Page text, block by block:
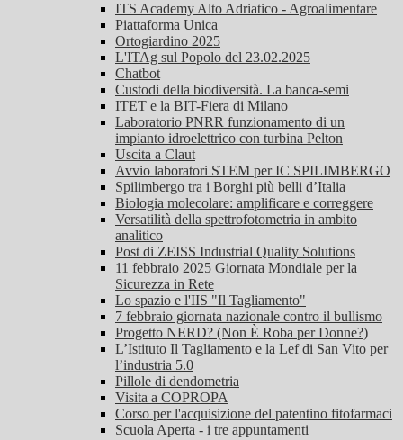
ITS Academy Alto Adriatico - Agroalimentare
Piattaforma Unica
Ortogiardino 2025
L'ITAg sul Popolo del 23.02.2025
Chatbot
Custodi della biodiversità. La banca-semi
ITET e la BIT-Fiera di Milano
Laboratorio PNRR funzionamento di un
impianto idroelettrico con turbina Pelton
Uscita a Claut
Avvio laboratori STEM per IC SPILIMBERGO
Spilimbergo tra i Borghi più belli d’Italia
Biologia molecolare: amplificare e correggere
Versatilità della spettrofotometria in ambito
analitico
Post di ZEISS Industrial Quality Solutions
11 febbraio 2025 Giornata Mondiale per la
Sicurezza in Rete
Lo spazio e l'IIS "Il Tagliamento"
7 febbraio giornata nazionale contro il bullismo
Progetto NERD? (Non È Roba per Donne?)
L’Istituto Il Tagliamento e la Lef di San Vito per
l’industria 5.0
Pillole di dendometria
Visita a COPROPA
Corso per l'acquisizione del patentino fitofarmaci
Scuola Aperta - i tre appuntamenti